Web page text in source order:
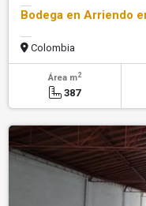
Bodega en Arriendo
Colombia
Área m2
387